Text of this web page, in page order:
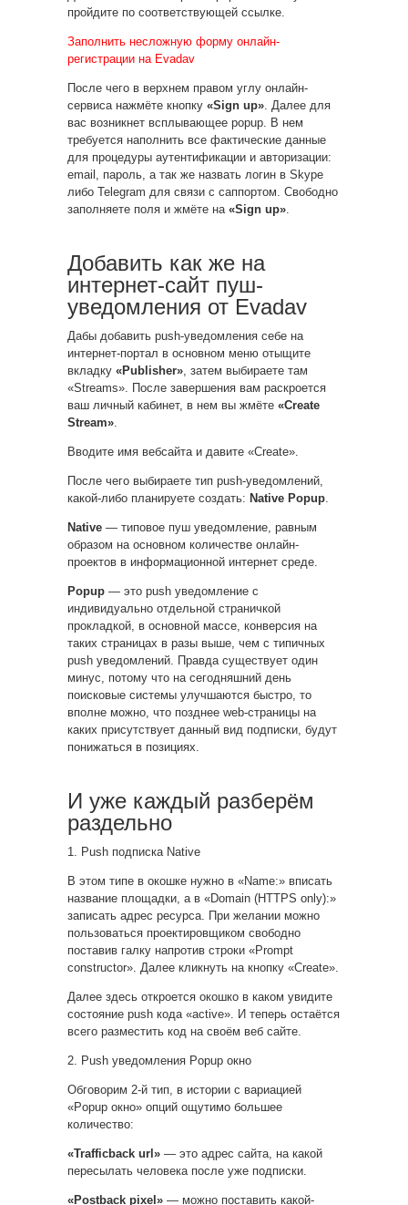
пройдите по соответствующей ссылке.
Заполнить несложную форму онлайн-
регистрации на Evadav
После чего в верхнем правом углу онлайн-
сервиса нажмёте кнопку «Sign up». Далее для
вас возникнет всплывающее popup. В нем
требуется наполнить все фактические данные
для процедуры аутентификации и авторизации:
email, пароль, а так же назвать логин в Skype
либо Telegram для связи с саппортом. Свободно
заполняете поля и жмёте на «Sign up».
Добавить как же на
интернет-сайт пуш-
уведомления от Evadav
Дабы добавить push-уведомления себе на
интернет-портал в основном меню отыщите
вкладку «Publisher», затем выбираете там
«Streams». После завершения вам раскроется
ваш личный кабинет, в нем вы жмёте «Create
Stream».
Вводите имя вебсайта и давите «Create».
После чего выбираете тип push-уведомлений,
какой-либо планируете создать: Native Popup.
Native — типовое пуш уведомление, равным
образом на основном количестве онлайн-
проектов в информационной интернет среде.
Popup — это push уведомление с
индивидуально отдельной страничкой
прокладкой, в основной массе, конверсия на
таких страницах в разы выше, чем с типичных
push уведомлений. Правда существует один
минус, потому что на сегодняшний день
поисковые системы улучшаются быстро, то
вполне можно, что позднее web-страницы на
каких присутствует данный вид подписки, будут
понижаться в позициях.
И уже каждый разберём
раздельно
1. Push подписка Native
В этом типе в окошке нужно в «Name:» вписать
название площадки, а в «Domain (HTTPS only):»
записать адрес ресурса. При желании можно
пользоваться проектировщиком свободно
поставив галку напротив строки «Prompt
constructor». Далее кликнуть на кнопку «Create».
Далее здесь откроется окошко в каком увидите
состояние push кода «active». И теперь остаётся
всего разместить код на своём веб сайте.
2. Push уведомления Popup окно
Обговорим 2-й тип, в истории с вариацией
«Popup окно» опций ощутимо большее
количество:
«Trafficback url» — это адрес сайта, на какой
пересылать человека после уже подписки.
«Postback pixel» — можно поставить какой-